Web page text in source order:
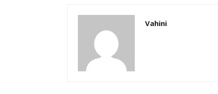
Vahini